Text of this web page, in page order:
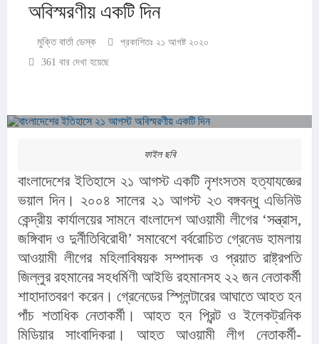
অবিস্মরণীয় একটি দিন
মুক্তি বার্তা ডেস্ক
প্রকাশিতঃ ২১ আগষ্ট ২০২০
361 বার দেখা হয়েছে
ফাইল ছবি
বাংলাদেশের ইতিহাসে ২১ আগস্ট একটি নৃশংসতম হত্যাযজ্ঞের
ভয়াল দিন। ২০০৪ সালের ২১ আগস্ট ২৩ বঙ্গবন্ধু এভিনিউ
কেন্দ্রীয় কার্যালয়ের সামনে বাংলাদেশ আওয়ামী লীগের ‘সন্ত্রাস,
জঙ্গিবাদ ও দুর্নীতিবিরোধী’ সমাবেশে বর্বরোচিত গ্রেনেড হামলায়
আওয়ামী লীগের মহিলাবিষয়ক সম্পাদক ও প্রয়াত রাষ্ট্রপতি
জিল্লুর রহমানের সহধর্মিণী আইভি রহমানসহ ২২ জন নেতাকর্মী
শাহাদাতবরণ করেন। গ্রেনেডের স্পি্লন্টারের আঘাতে আহত হন
পাঁচ শতাধিক নেতাকর্মী। আহত হন প্রিন্ট ও ইলেকট্রনিক
মিডিয়ার সাংবাদিকরা। আহত আওয়ামী লীগ নেতাকর্মী-